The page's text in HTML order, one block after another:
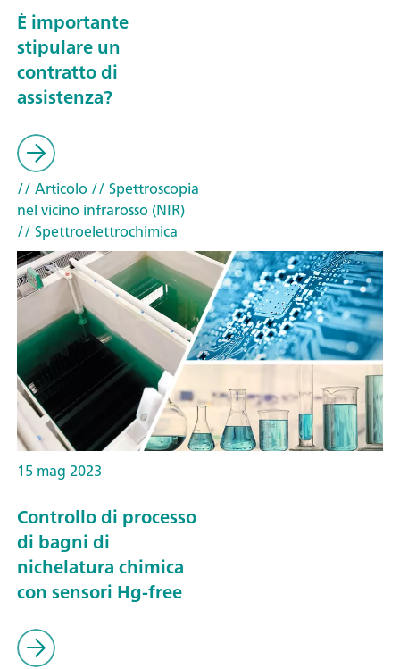
È importante
stipulare un
contratto di
assistenza?
// Articolo // Spettroscopia
nel vicino infrarosso (NIR)
// Spettroelettrochimica
15 mag 2023
Controllo di processo
di bagni di
nichelatura chimica
con sensori Hg-free